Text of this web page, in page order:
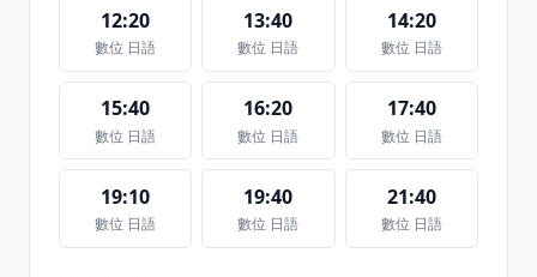
12:20
數位 日語
13:40
數位 日語
14:20
數位 日語
15:40
數位 日語
16:20
數位 日語
17:40
數位 日語
19:10
數位 日語
19:40
數位 日語
21:40
數位 日語